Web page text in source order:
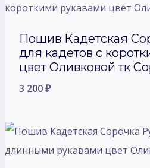
Пошив Кадетская
для кадетов с
цвет Оливковой тк
3 200₽